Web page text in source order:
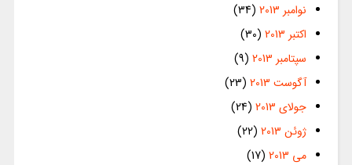
نوامبر 2013
(34)
اکتبر 2013
(30)
سپتامبر 2013
(9)
آگوست 2013
(23)
جولای 2013
(24)
ژوئن 2013
(22)
می 2013
(17)